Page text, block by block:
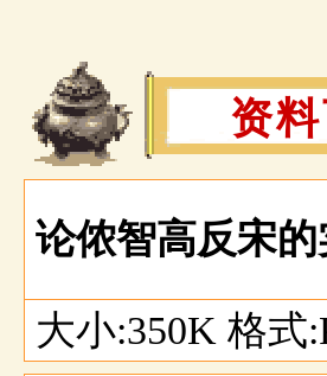
资
论侬智高反宋
大小:350K 格式